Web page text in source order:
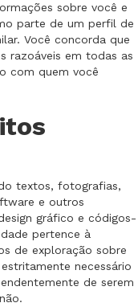
sobre você e
parte de um perfil de
Você concorda que
razoáveis em todas as
com quem você
textos, fotografias,
e outros
gráfico e códigos-
pertence à
de exploração sobre
necessário
de serem